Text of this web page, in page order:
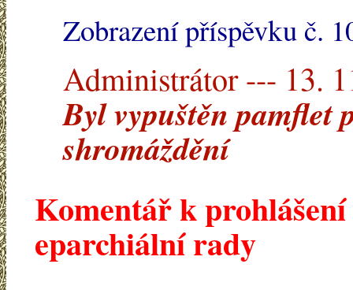
Zobrazení příspěvku č.
Administrátor --- 13.
Byl vypuštěn pamflet
shromáždění
Komentář k
eparchiální rady